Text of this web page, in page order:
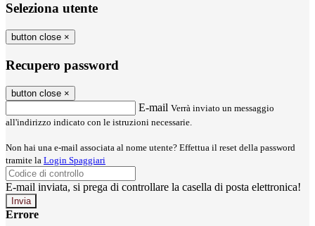
Seleziona utente
button close ×
Recupero password
button close ×
E-mail Verrà inviato un messaggio
all'indirizzo indicato con le istruzioni necessarie.
Non hai una e-mail associata al nome utente? Effettua il reset della password
tramite la Login Spaggiari
E-mail inviata, si prega di controllare la casella di posta elettronica!
Errore